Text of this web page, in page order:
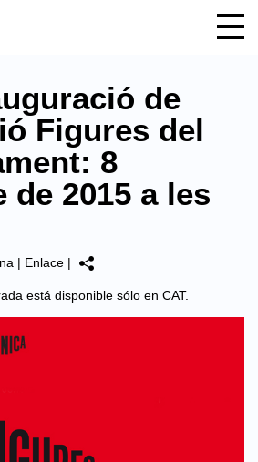
de
Figures del
8
de 2015 a les
| Enlace |
está disponible sólo en CAT.